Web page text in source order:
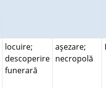
locuire;
descoperire
funerară
aşezare;
necropolă